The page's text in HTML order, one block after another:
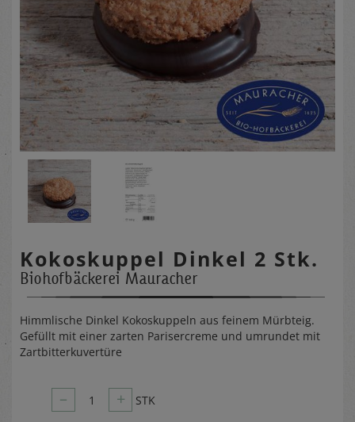
Kokoskuppel Dinkel 2 Stk.
Biohofbäckerei Mauracher
Himmlische Dinkel Kokoskuppeln aus feinem Mürbteig.
Gefüllt mit einer zarten Parisercreme und umrundet mit
Zartbitterkuvertüre
– 1 + STK